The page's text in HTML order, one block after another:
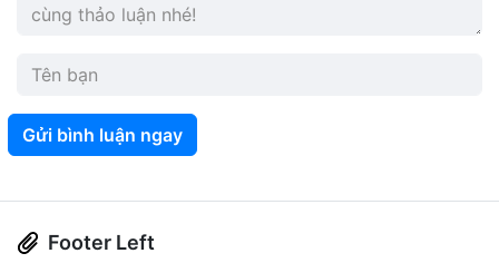
Gửi bình luận ngay
Footer Left